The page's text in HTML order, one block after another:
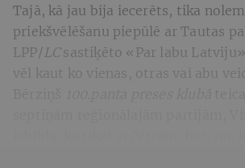
Tajā, kā jau bija iecerēts, tika
priekšvēlēšanu piepūlē ar Tautas
LPP/LCsastiķēto «Par labu
vēl kaut ko vienas, otras vai abu